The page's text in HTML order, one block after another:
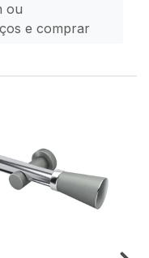
ou
e comprar